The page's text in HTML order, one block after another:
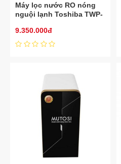
Máy lọc nước RO nóng
nguội lạnh Toshiba TWP-
9.350.000đ